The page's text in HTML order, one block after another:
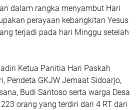
dalam rangka menyambut Hari
perayaan kebangkitan Yesus
terjadi pada hari Minggu setelah
Ketua Panitia Hari Paskah
Pendeta GKJW Jemaat Sidoarjo,
Budi Santoso serta warga Desa
orang yang terdiri dari 4 RT dari